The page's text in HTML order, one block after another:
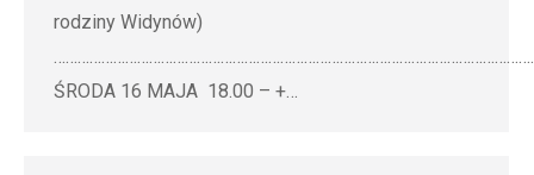
rodziny Widynów)
ŚRODA 16 MAJA 18.00 – +…